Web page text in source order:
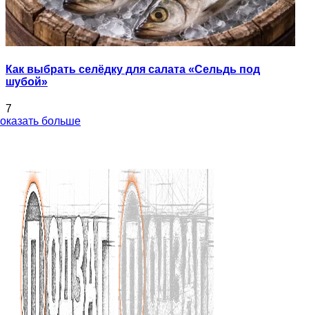
Как выбрать селёдку для салата «Сельдь под
шубой»
7
больше